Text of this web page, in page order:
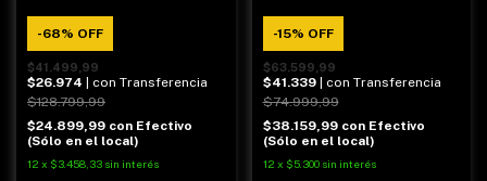
-68% OFF
$41.499,99
$26.974 | con Transferencia
$128.799,99
$24.899,99 con Efectivo
(Sólo en el local)
12 x $3.458,33 sin interés
-15% OFF
$63.599,99
$41.339 | con Transferencia
$74.999,99
$38.159,99 con Efectivo
(Sólo en el local)
12 x $5.300 sin interés